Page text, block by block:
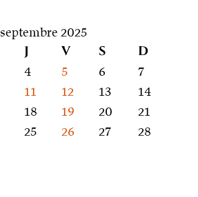
septembre 2025
J V S D
4 5 6
7
11 12 13
14
18 19 20
21
25 26 27
28